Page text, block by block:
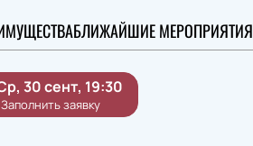
БЛИЖАЙШИЕ МЕРОПРИЯТИЯ